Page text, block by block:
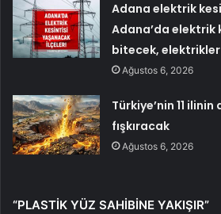
Adana elektrik
Adana’da elektrik
bitecek,
Ağustos 6, 2026
Türkiye’nin 11
fışkıracak
Ağustos 6, 2026
“PLASTİK YÜZ SAHİBİNE YAKIŞIR”